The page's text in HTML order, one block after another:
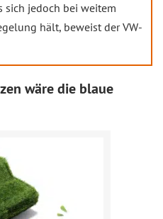
sich jedoch bei weitem
hält, beweist der VW-
wäre die blaue